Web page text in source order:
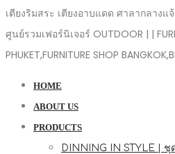
เตียงริมสระ เตียงอาบแดด ศาลากลาง
ศูนย์รวมเฟอร์นิเจอร์ OUTDOOR | |
PHUKET,FURNITURE SHOP
HOME
ABOUT US
PRODUCTS
DINNING IN STYLE | ชุ